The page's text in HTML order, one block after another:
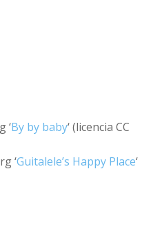
‘By by baby‘ (licencia CC
‘Guitalele’s Happy Place‘